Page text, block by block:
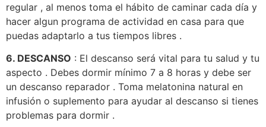
regular , al menos toma el hábito de caminar cada día y
hacer algun programa de actividad en casa para que
puedas adaptarlo a tus tiempos libres .
6. DESCANSO : El descanso será vital para tu salud y tu
aspecto . Debes dormir mínimo 7 a 8 horas y debe ser
un descanso reparador . Toma melatonina natural en
infusión o suplemento para ayudar al descanso si tienes
problemas para dormir .